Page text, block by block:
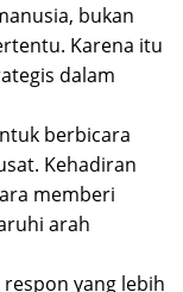
bukan
Karena itu
dalam
berbicara
Kehadiran
memberi
arah
yang lebih